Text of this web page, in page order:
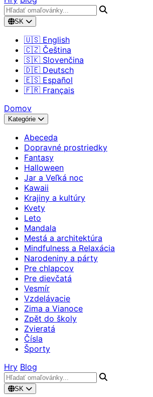
SK
🇺🇸 English
🇨🇿 Čeština
🇸🇰 Slovenčina
🇩🇪 Deutsch
🇪🇸 Español
🇫🇷 Français
Domov
Kategórie
Abeceda
Dopravné prostriedky
Fantasy
Halloween
Jar a Veľká noc
Kawaii
Krajiny a kultúry
Kvety
Leto
Mandala
Mestá a architektúra
Mindfulness a Relaxácia
Narodeniny a párty
Pre chlapcov
Pre dievčatá
Vesmír
Vzdelávacie
Zima a Vianoce
Zpět do školy
Zvieratá
Čísla
Športy
Hry Blog
SK